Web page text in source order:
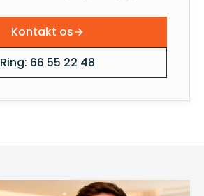
Kontakt os
Ring: 66 55 22 48